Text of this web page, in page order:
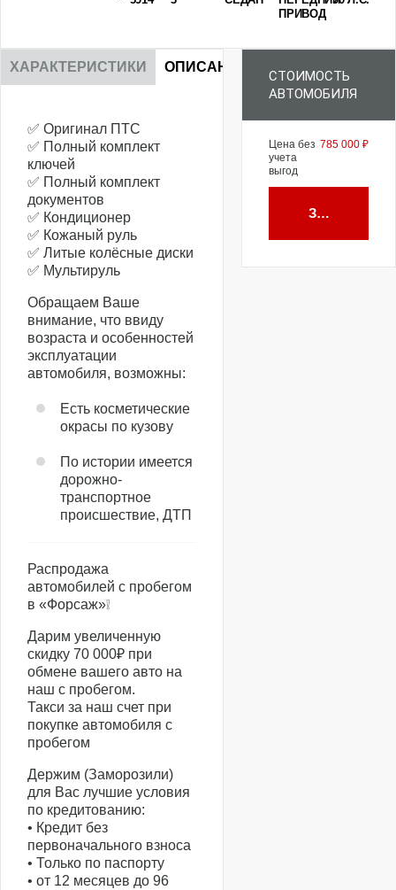
ПРИВОД
ХАРАКТЕРИСТИКИ ОПИСАНИЕ
✅ Оригинал ПТС
✅ Полный комплект
ключей
✅ Полный комплект
документов
✅ Кондиционер
✅ Кожаный руль
✅ Литые колёсные диски
✅ Мультируль
Обращаем Ваше
внимание, что ввиду
возраста и особенностей
эксплуатации
автомобиля, возможны:
Есть косметические
окрасы по кузову
По истории имеется
дорожно-
транспортное
происшествие, ДТП
Распродажа
автомобилей с пробегом
в «Форсаж»❕
Дарим увеличенную
скидку 70 000₽ при
обмене вашего авто на
наш с пробегом.
Такси за наш счет при
покупке автомобиля с
пробегом
Держим (Заморозили)
для Вас лучшие условия
по кредитованию:
• Кредит без
первоначального взноса
• Только по паспорту
• от 12 месяцев до 96
СТОИМОСТЬ
АВТОМОБИЛЯ
Цена без
учета
выгод
785 000 ₽